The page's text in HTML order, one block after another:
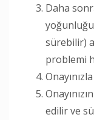
Daha
sürebilir)
problemi
edilir ve